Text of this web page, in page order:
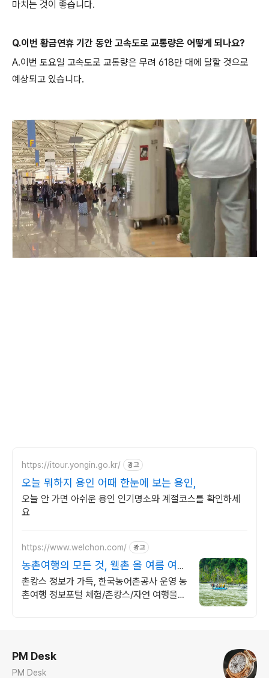
마치는 것이 좋습니다.
Q.이번 황금연휴 기간 동안 고속도로 교통량은 어떻게 되나요?
A.이번 토요일 고속도로 교통량은 무려 618만 대에 달할 것으로
예상되고 있습니다.
https://itour.yongin.go.kr/ 광고
오늘 뭐하지 용인 어때 한눈에 보는 용인,
오늘 안 가면 아쉬운 용인 인기명소와 계절코스를 확인하세
요
https://www.welchon.com/ 광고
농촌여행의 모든 것, 웰촌 올 여름 여행
은 농촌으로!
촌캉스 정보가 가득, 한국농어촌공사 운영 농
촌여행 정보포털 체험/촌캉스/자연 여행을
PM Desk
PM Desk